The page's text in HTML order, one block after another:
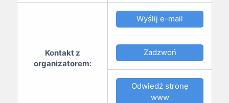
Kontakt z
organizatorem:
Wyślij e-mail
Zadzwoń
Odwiedź stronę
www